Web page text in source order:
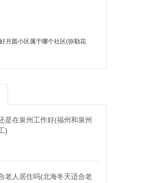
月圆小区属于哪个社区(弥勒花
是在泉州工作好(福州和泉州
)
老人居住吗(北海冬天适合老